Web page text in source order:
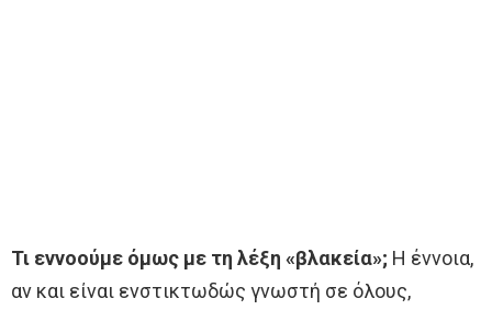
Τι εννοούμε όμως με τη λέξη «βλακεία»; Η έννοια,
αν και είναι ενστικτωδώς γνωστή σε όλους,